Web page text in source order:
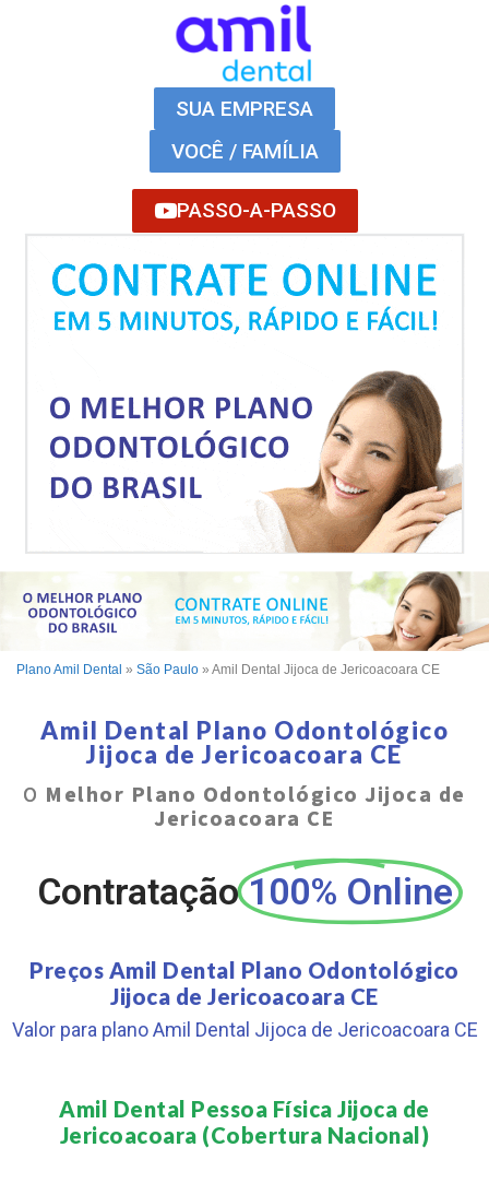
SUA EMPRESA
VOCÊ / FAMÍLIA
PASSO-A-PASSO
Plano Amil Dental » São Paulo » Amil Dental Jijoca de Jericoacoara CE
Amil Dental Plano Odontológico
Jijoca de Jericoacoara CE
O Melhor Plano Odontológico Jijoca de
Jericoacoara CE
Contratação 100% Online
Preços Amil Dental Plano Odontológico
Jijoca de Jericoacoara CE
Valor para plano Amil Dental Jijoca de Jericoacoara CE
Amil Dental Pessoa Física Jijoca de
Jericoacoara (Cobertura Nacional)​